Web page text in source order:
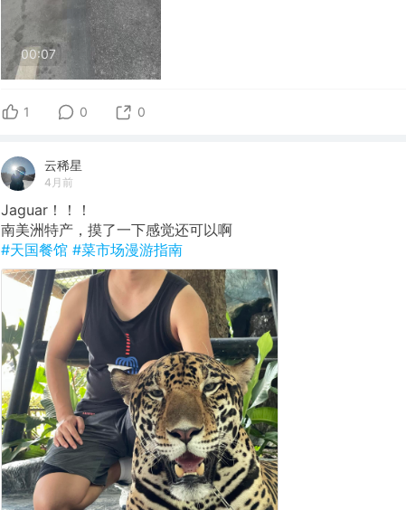
00:07
1 0 0
云稀星
4月前
Jaguar！！！
南美洲特产，摸了一下感觉还可以啊
#天国餐馆 #菜市场漫游指南